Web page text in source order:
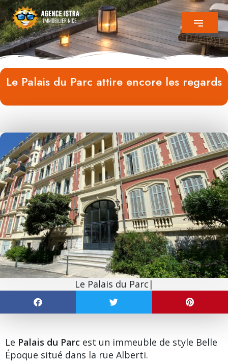
Le Palais du Parc attire encore les regards
Le Palais du Parc|
Le Palais du Parc est un immeuble de style Belle
Époque situé dans la rue Alberti.